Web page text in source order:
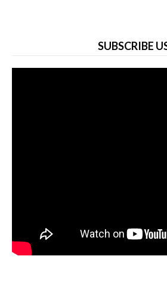
SUBSCRIBE